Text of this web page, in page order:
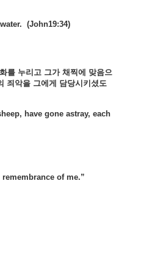
(John19:34)
를 누리고 그가 채찍에
맞음으
죄악을 그에게
담당시키셨도
have gone astray, each
of me.”